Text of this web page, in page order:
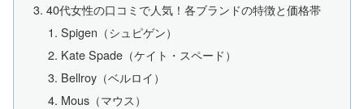
40代女性の口コミで人気！各ブランドの特徴と価格帯
Spigen（シュピゲン）
Kate Spade（ケイト・スペード）
Bellroy（ベルロイ）
Mous（マウス）